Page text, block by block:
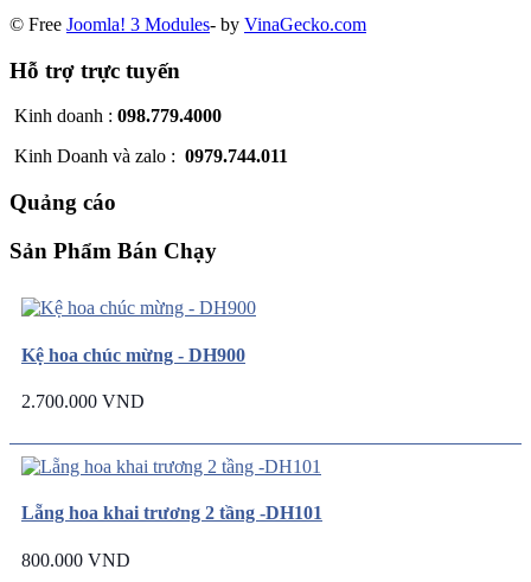
© Free Joomla! 3 Modules- by VinaGecko.com
Hỗ trợ trực tuyến
Kinh doanh : 098.779.4000
Kinh Doanh và zalo : 0979.744.011
Quảng cáo
Sản Phẩm Bán Chạy
Kệ hoa chúc mừng - DH900
2.700.000 VND
Lẵng hoa khai trương 2 tầng -DH101
800.000 VND